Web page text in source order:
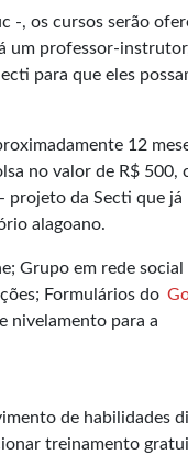
-, os cursos serão
um professor-
para que eles
12
no valor de R$ 500,
projeto da Secti que já
alagoano.
Grupo em rede social
Formulários do
nivelamento para a
de habilidades
treinamento